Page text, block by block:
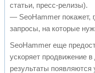
статьи, пресс-релизы).
— SeoHammer покажет,
запросы, на которые
SeoHammer еще
ускоряет продвижение
результаты